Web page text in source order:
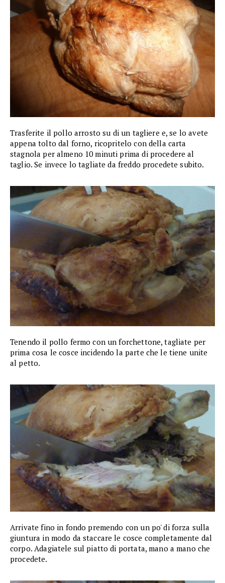
Trasferite il pollo arrosto su di un tagliere e, se lo avete
appena tolto dal forno, ricopritelo con della carta
stagnola per almeno 10 minuti prima di procedere al
taglio. Se invece lo tagliate da freddo procedete subito.
Tenendo il pollo fermo con un forchettone, tagliate per
prima cosa le cosce incidendo la parte che le tiene unite
al petto.
Arrivate fino in fondo premendo con un po' di forza sulla
giuntura in modo da staccare le cosce completamente dal
corpo. Adagiatele sul piatto di portata, mano a mano che
procedete.